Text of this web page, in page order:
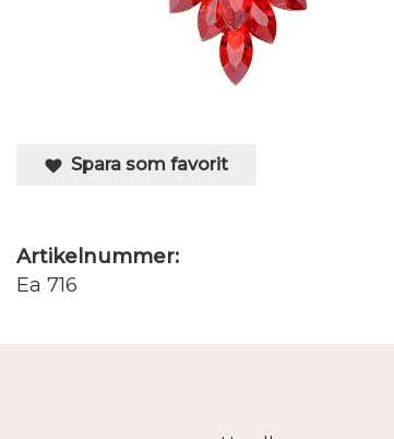
Spara som favorit
Artikelnummer:
Ea 716